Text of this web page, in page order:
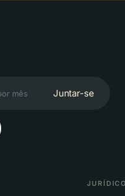
Juntar-se
JURÍDICO